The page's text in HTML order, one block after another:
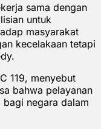
sama dengan
untuk
masyarakat
kecelakaan tetapi
119, menyebut
bahwa pelayanan
negara dalam